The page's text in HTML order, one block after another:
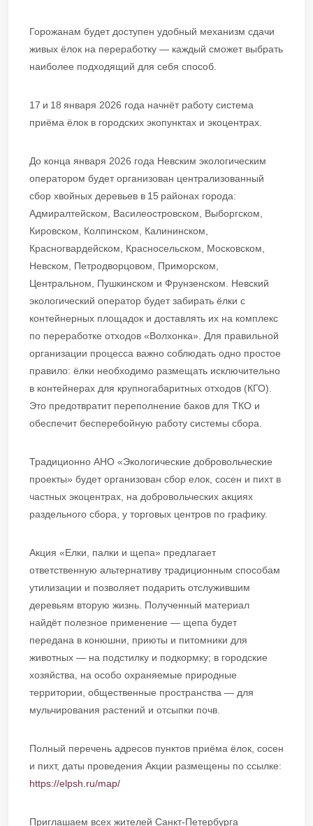
Горожанам будет доступен удобный механизм сдачи
живых ёлок на переработку — каждый сможет выбрать
наиболее подходящий для себя способ.
17 и 18 января 2026 года начнёт работу система
приёма ёлок в городских экопунктах и экоцентрах.
До конца января 2026 года Невским экологическим
оператором будет организован централизованный
сбор хвойных деревьев в 15 районах города:
Адмиралтейском, Василеостровском, Выборгском,
Кировском, Колпинском, Калининском,
Красногвардейском, Красносельском, Московском,
Невском, Петродворцовом, Приморском,
Центральном, Пушкинском и Фрунзенском. Невский
экологический оператор будет забирать ёлки с
контейнерных площадок и доставлять их на комплекс
по переработке отходов «Волхонка». Для правильной
организации процесса важно соблюдать одно простое
правило: ёлки необходимо размещать исключительно
в контейнерах для крупногабаритных отходов (КГО).
Это предотвратит переполнение баков для ТКО и
обеспечит бесперебойную работу системы сбора.
Традиционно АНО «Экологические добровольческие
проекты» будет организован сбор елок, сосен и пихт в
частных экоцентрах, на добровольческих акциях
раздельного сбора, у торговых центров по графику.
Акция «Елки, палки и щепа» предлагает
ответственную альтернативу традиционным способам
утилизации и позволяет подарить отслужившим
деревьям вторую жизнь. Полученный материал
найдёт полезное применение — щепа будет
передана в конюшни, приюты и питомники для
животных — на подстилку и подкормку; в городские
хозяйства, на особо охраняемые природные
территории, общественные пространства — для
мульчирования растений и отсыпки почв.
Полный перечень адресов пунктов приёма ёлок, сосен
и пихт, даты проведения Акции размещены по ссылке:
https://elpsh.ru/map/
Приглашаем всех жителей Санкт-Петербурга